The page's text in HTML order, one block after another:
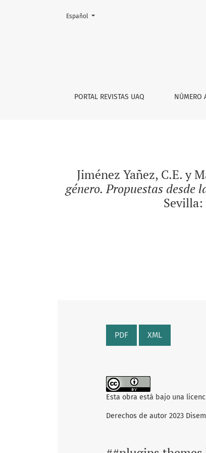
Jiménez Yañez, C.E. y Mancinas-
PORTAL REVISTAS UAQ NÚMERO
Cambiar el idioma. El actual es:
Español
Jiménez Yañez, C.E. y
género. Propuestas desde
PDF XML
Esta obra está bajo una
Derechos de autor 2023